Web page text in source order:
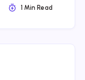
1 Min Read